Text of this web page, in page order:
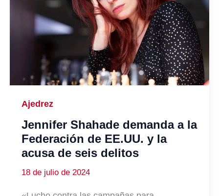
Ajedrez
Jennifer Shahade demanda a la
Federación de EE.UU. y la
acusa de seis delitos
18 de julio de 2024